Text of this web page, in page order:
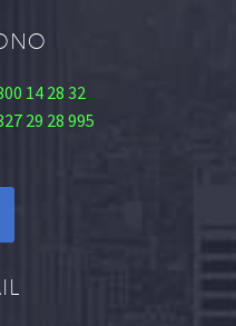
14 28 32
29 28 995